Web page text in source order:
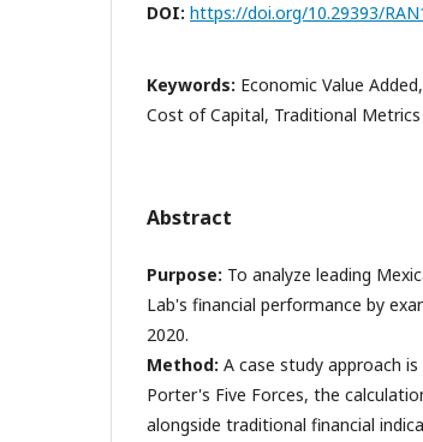
DOI: https://doi.org/10.29393/
Keywords: Economic Value
Cost of Capital, Traditional Metrics
Abstract
Purpose: To analyze leading
Lab's financial performance by
2020.
Method: A case study approach
Porter's Five Forces, the
alongside traditional financial